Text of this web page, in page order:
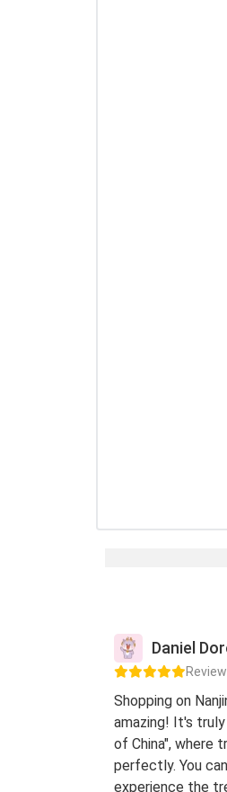
Daniel
Shopping on
amazing! It's
of China", where
perfectly. You
experience the